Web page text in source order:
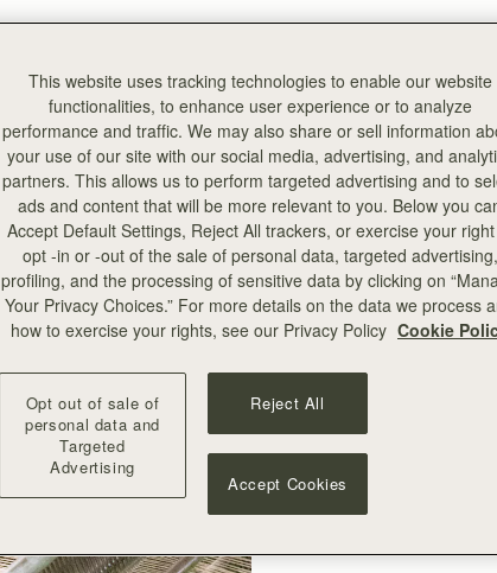
ロ
私たちのカ
Alex Begg
レードは
原料のカ
トナー企
（
すが
This website uses tracking technologies to enable our website
functionalities, to enhance user experience or to analyze
performance and traffic. We may also share or sell information
your use of our site with our social media, advertising, and
partners. This allows us to perform targeted advertising and to
ads and content that will be more relevant to you. Below you
Accept Default Settings, Reject All trackers, or exercise your
opt -in or -out of the sale of personal data, targeted advertising,
profiling, and the processing of sensitive data by clicking on
Your Privacy Choices.” For more details on the data we process
how to exercise your rights, see our Privacy Policy Cookie
Opt out of sale of
personal data and
Targeted
Advertising
Reject All
Accept Cookies